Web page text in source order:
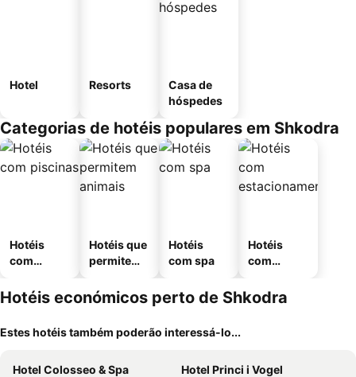
Hotel Resorts
Casa de
hóspedes
Categorias de hotéis populares em Shkodra
Hotéis
com
Hotéis que
permitem
Hotéis
com spa
Hotéis
com
mento
Hotéis económicos perto de Shkodra
Estes hotéis também poderão interessá-lo...
Hotel Colosseo & Spa
Hotel Princi i Vogel